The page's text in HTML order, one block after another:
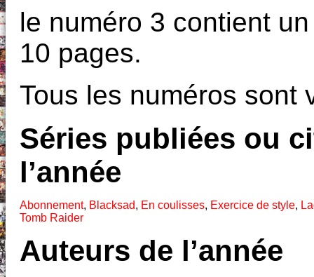
le numéro 3 contient
10 pages.
Tous les numéros sont
Séries publiées ou
l’année
Abonnement, Blacksad, En coulisses, Exercice de style,
Tomb Raider
Auteurs de l’année